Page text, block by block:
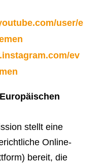
user/e
ev
stellt eine
Online-
bereit, die